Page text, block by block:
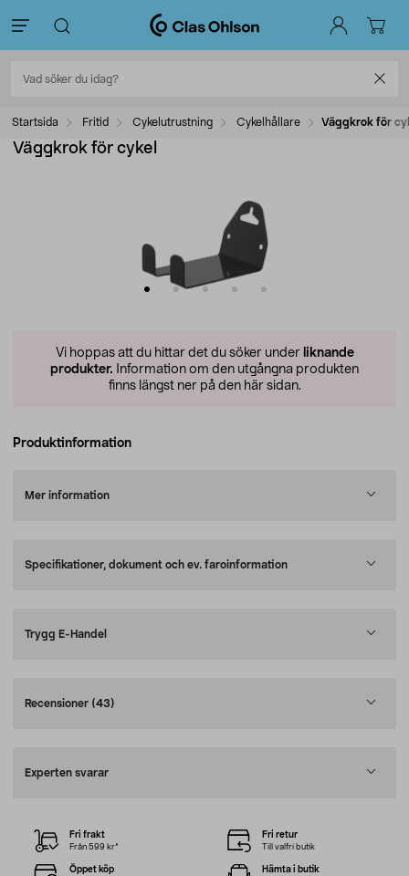
Startsida Fritid Cykelutrustning Cykelhållare Väggkrok för
Väggkrok för cykel
Vi hoppas att du hittar det du söker under liknande
produkter. Information om den utgångna produkten
finns längst ner på den här sidan.
Produktinformation
Mer information
Specifikationer, dokument och ev. faroinformation
Trygg E-Handel
Recensioner (43)
Experten svarar
Fri frakt
Från 599 kr*
Fri retur
Till valfri butik
Öppet köp Hämta i butik